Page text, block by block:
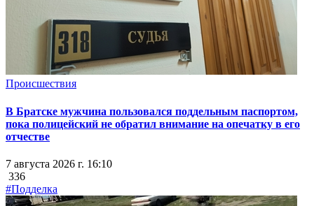
Происшествия
В Братске мужчина пользовался поддельным паспортом,
пока полицейский не обратил внимание на опечатку в его
отчестве
7 августа 2026 г. 16:10
336
#Подделка